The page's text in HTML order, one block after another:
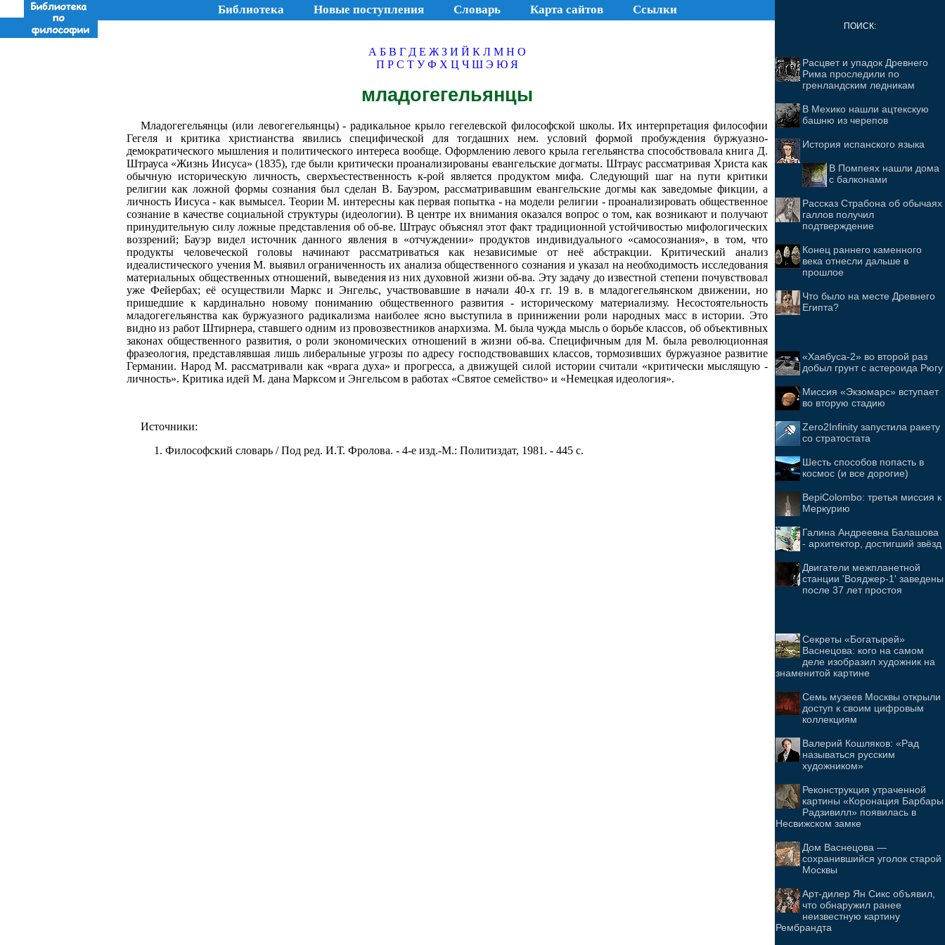
Библиотека Новые поступления Словарь Карта сайтов Ссылки
А Б В Г Д Е Ж З И Й К Л М Н О
П Р С Т У Ф Х Ц Ч Ш Э Ю Я
младогегельянцы
Младогегельянцы (или левогегельянцы) - радикальное крыло гегелевской философской школы. Их интерпретация философии
Гегеля и критика христианства явились специфической для тогдашних нем. условий формой пробуждения буржуазно-
демократического мышления и политического интереса вообще. Оформлению левого крыла гегельянства способствовала книга Д.
Штрауса «Жизнь Иисуса» (1835), где были критически проанализированы евангельские догматы. Штраус рассматривая Христа как
обычную историческую личность, сверхъестественность к-рой является продуктом мифа. Следующий шаг на пути критики
религии как ложной формы сознания был сделан В. Бауэром, рассматривавшим евангельские догмы как заведомые фикции, а
личность Иисуса - как вымысел. Теории М. интересны как первая попытка - на модели религии - проанализировать общественное
сознание в качестве социальной структуры (идеологии). В центре их внимания оказался вопрос о том, как возникают и получают
принудительную силу ложные представления об об-ве. Штраус объяснял этот факт традиционной устойчивостью мифологических
воззрений; Бауэр видел источник данного явления в «отчуждении» продуктов индивидуального «самосознания», в том, что
продукты человеческой головы начинают рассматриваться как независимые от неё абстракции. Критический анализ
идеалистического учения М. выявил ограниченность их анализа общественного сознания и указал на необходимость исследования
материальных общественных отношений, выведения из них духовной жизни об-ва. Эту задачу до известной степени почувствовал
уже Фейербах; её осуществили Маркс и Энгельс, участвовавшие в начали 40-х гг. 19 в. в младогегельянском движении, но
пришедшие к кардинально новому пониманию общественного развития - историческому материализму. Несостоятельность
младогегельянства как буржуазного радикализма наиболее ясно выступила в принижении роли народных масс в истории. Это
видно из работ Штирнера, ставшего одним из провозвестников анархизма. М. была чужда мысль о борьбе классов, об объективных
законах общественного развития, о роли экономических отношений в жизни об-ва. Специфичным для М. была революционная
фразеология, представлявшая лишь либеральные угрозы по адресу господствовавших классов, тормозивших буржуазное развитие
Германии. Народ М. рассматривали как «врага духа» и прогресса, а движущей силой истории считали «критически мыслящую -
личность». Критика идей М. дана Марксом и Энгельсом в работах «Святое семейство» и «Немецкая идеология».
Источники:
Философский словарь / Под ред. И.Т. Фролова. - 4-е изд.-М.: Политиздат, 1981. - 445 с.
ПОИСК:
Расцвет и упадок Древнего
Рима проследили по
гренландским ледникам
В Мехико нашли ацтекскую
башню из черепов
История испанского языка
В Помпеях нашли дома
с балконами
Рассказ Страбона об обычаях
галлов получил
подтверждение
Конец раннего каменного
века отнесли дальше в
прошлое
Что было на месте Древнего
Египта?
«Хаябуса-2» во второй раз
добыл грунт с астероида Рюгу
Миссия «Экзомарс» вступает
во вторую стадию
Zero2Infinity запустила ракету
со стратостата
Шесть способов попасть в
космос (и все дорогие)
BepiColombo: третья миссия к
Меркурию
Галина Андреевна Балашова
- архитектор, достигший звёзд
Двигатели межпланетной
станции 'Вояджер-1' заведены
после 37 лет простоя
Секреты «Богатырей»
Васнецова: кого на самом
деле изобразил художник на
знаменитой картине
Семь музеев Москвы открыли
доступ к своим цифровым
коллекциям
Валерий Кошляков: «Рад
называться русским
художником»
Реконструкция утраченной
картины «Коронация Барбары
Радзивилл» появилась в
Несвижском замке
Дом Васнецова —
сохранившийся уголок старой
Москвы
Арт-дилер Ян Сикс объявил,
что обнаружил ранее
неизвестную картину
Рембрандта